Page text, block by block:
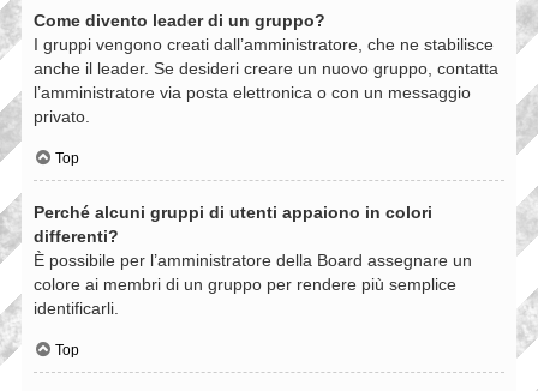
Come divento leader di un gruppo?
I gruppi vengono creati dall’amministratore, che ne stabilisce
anche il leader. Se desideri creare un nuovo gruppo, contatta
l’amministratore via posta elettronica o con un messaggio
privato.
Top
Perché alcuni gruppi di utenti appaiono in colori
differenti?
È possibile per l’amministratore della Board assegnare un
colore ai membri di un gruppo per rendere più semplice
identificarli.
Top